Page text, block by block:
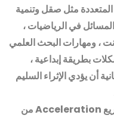
المتعددة مثل صقل وتنمية
في الرياضيات ،
، ومهارات البحث العلمي
بطريقة إبداعية ،
أن يؤدي الإثراء السليم
من